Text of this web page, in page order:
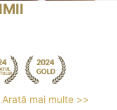
Arată mai multe >>